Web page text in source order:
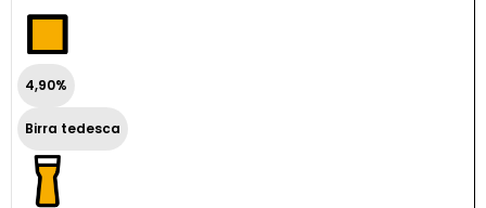
4,90%
Birra tedesca